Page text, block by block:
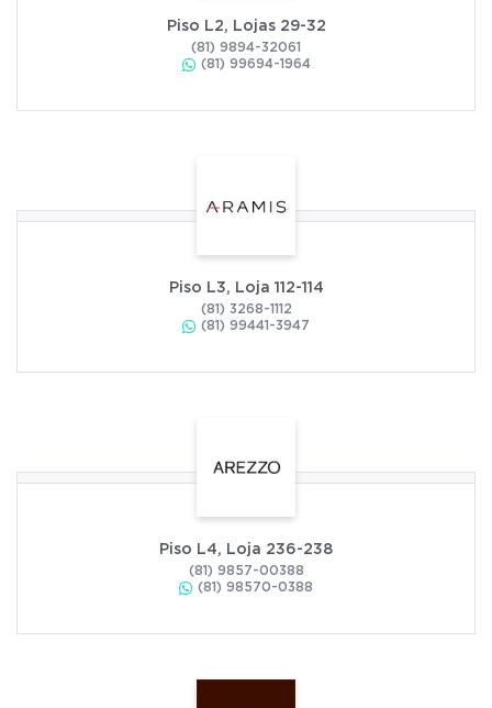
Piso L2, Lojas 29-32
(81) 9894-32061
(81) 99694-1964
Piso L3, Loja 112-114
(81) 3268-1112
(81) 99441-3947
Piso L4, Loja 236-238
(81) 9857-00388
(81) 98570-0388